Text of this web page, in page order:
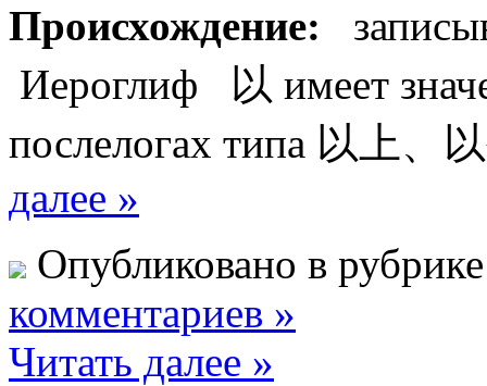
Происхождение:
Иероглиф 以 имеет
послелогах типа 以上、
далее »
Опубликовано в
комментариев »
Читать далее »